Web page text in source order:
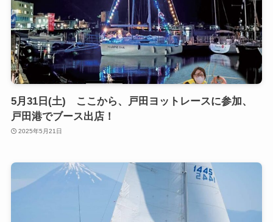
5月31日(土) ここから、戸田ヨットレースに参加、
戸田港でブース出店！
2025年5月21日